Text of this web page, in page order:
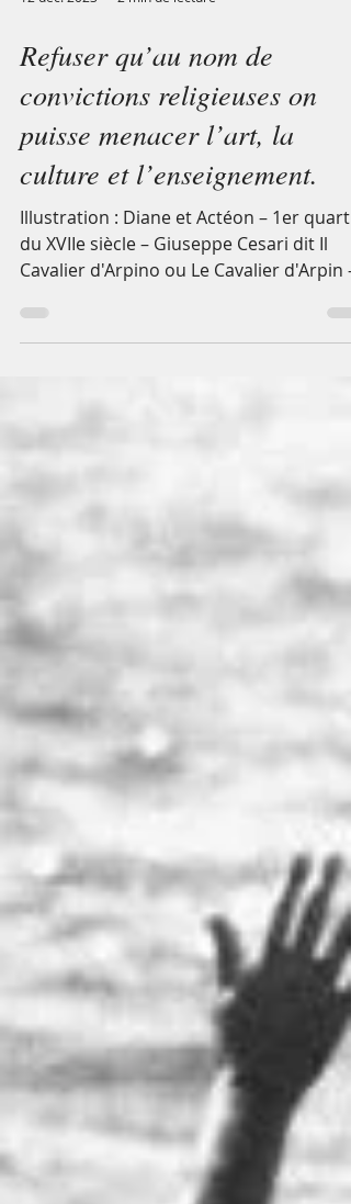
12 déc. 2023 2 min de lecture
Refuser qu’au nom de
convictions religieuses on
puisse menacer l’art, la
culture et l’enseignement.
du XVIIe siècle – Giuseppe Cesari dit Il
Cavalier d'Arpino ou Le Cavalier d'Arpin